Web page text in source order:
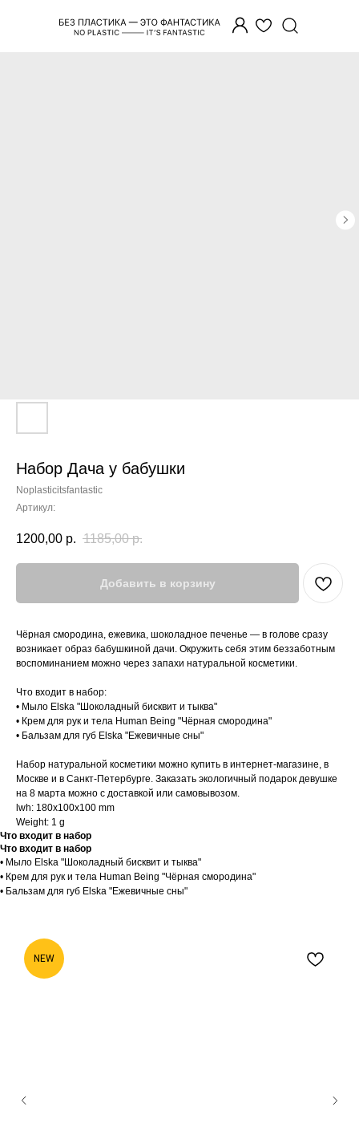
Набор Дача у бабушки
Noplasticitsfantastic
Артикул:
1200,00 р. 1185,00 р.
Добавить в корзину
Чёрная смородина, ежевика, шоколадное печенье — в голове сразу
возникает образ бабушкиной дачи. Окружить себя этим беззаботным
воспоминанием можно через запахи натуральной косметики.
Что входит в набор:
• Мыло Elska "Шоколадный бисквит и тыква"
• Крем для рук и тела Human Being "Чёрная смородина"
• Бальзам для губ Elska "Ежевичные сны"
Набор натуральной косметики можно купить в интернет-магазине, в
Москве и в Санкт-Петербурге. Заказать экологичный подарок девушке
на 8 марта можно с доставкой или самовывозом.
lwh: 180x100x100 mm
Weight: 1 g
Что входит в набор
Что входит в набор
• Мыло Elska "Шоколадный бисквит и тыква"
• Крем для рук и тела Human Being "Чёрная смородина"
• Бальзам для губ Elska "Ежевичные сны"
NEW